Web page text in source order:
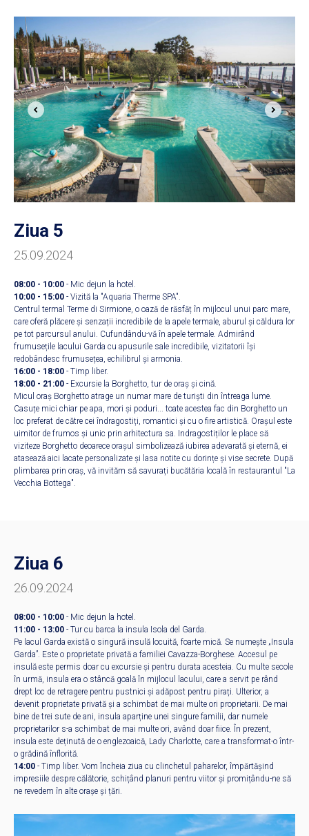
Ziua 5
25.09.2024
08:00 - 10:00 - Mic dejun la hotel.
10:00 - 15:00 - Vizită la "Aquaria Therme SPA".
Centrul termal Terme di Sirmione, o oază de răsfăț în mijlocul unui parc mare,
care oferă plăcere și senzații incredibile de la apele termale, aburul și căldura lor
pe tot parcursul anului. Cufundându-vă în apele termale. Admirând
frumusețile lacului Garda cu apusurile sale incredibile, vizitatorii își
redobândesc frumusețea, echilibrul și armonia.
16:00 - 18:00 - Timp liber.
18:00 - 21:00 - Excursie la Borghetto, tur de oraș și cină.
Micul oraș Borghetto atrage un numar mare de turiști din întreaga lume.
Casuțe mici chiar pe apa, mori și poduri... toate acestea fac din Borghetto un
loc preferat de către cei îndragostiți, romantici și cu o fire artistică. Orașul este
uimitor de frumos și unic prin arhitectura sa. Indragostiților le place să
viziteze Borghetto deoarece orașul simbolizează iubirea adevarată și eternă, ei
atasează aici lacate personalizate și lasa notite cu dorințe și vise secrete. După
plimbarea prin oraș, vă invităm să savurați bucătăria locală în restaurantul "La
Vecchia Bottega".
Ziua 6
26.09.2024
08:00 - 10:00 - Mic dejun la hotel.
11:00 - 13:00 - Tur cu barca la insula Isola del Garda.
Pe lacul Garda există o singură insulă locuită, foarte mică. Se numește „Insula
Garda”. Este o proprietate privată a familiei Cavazza-Borghese. Accesul pe
insulă este permis doar cu excursie și pentru durata acesteia. Cu multe secole
în urmă, insula era o stâncă goală în mijlocul lacului, care a servit pe rând
drept loc de retragere pentru pustnici și adăpost pentru pirați. Ulterior, a
devenit proprietate privată și a schimbat de mai multe ori proprietarii. De mai
bine de trei sute de ani, insula aparține unei singure familii, dar numele
proprietarilor s-a schimbat de mai multe ori, având doar fiice. În prezent,
insula este deținută de o englezoaică, Lady Charlotte, care a transformat-o într-
o grădină înflorită.
14:00 - Timp liber. Vom încheia ziua cu clinchetul paharelor, împărtășind
impresiile despre călătorie, schițând planuri pentru viitor și promițându-ne să
ne revedem în alte orașe și țări.